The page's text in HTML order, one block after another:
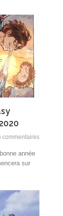
commentaires
année
sur